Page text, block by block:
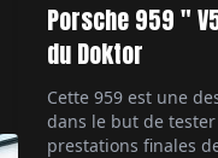
Porsche 959 "
du Doktor
Cette 959 est une
dans le but de
prestations finales